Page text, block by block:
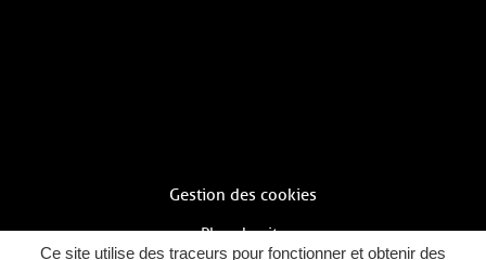
Ce site utilise des traceurs pour fonctionner et obtenir des
Gestion des cookies
Plan du site